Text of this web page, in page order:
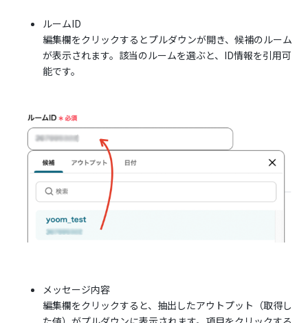
ルームID
編集欄をクリックするとプルダウンが開き、候補のルーム
が表示されます。該当のルームを選ぶと、ID情報を引用可
能です。
メッセージ内容
編集欄をクリックすると、抽出したアウトプット（取得し